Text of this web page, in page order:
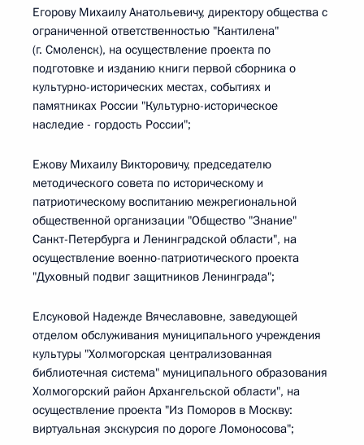
Егорову Михаилу Анатольевичу, директору общества с
ограниченной ответственностью "Кантилена"
(г. Смоленск), на осуществление проекта по
подготовке и изданию книги первой сборника о
культурно-исторических местах, событиях и
памятниках России "Культурно-историческое
наследие - гордость России";
Ежову Михаилу Викторовичу, председателю
методического совета по историческому и
патриотическому воспитанию межрегиональной
общественной организации "Общество "Знание"
Санкт-Петербурга и Ленинградской области", на
осуществление военно-патриотического проекта
"Духовный подвиг защитников Ленинграда";
Елсуковой Надежде Вячеславовне, заведующей
отделом обслуживания муниципального учреждения
культуры "Холмогорская централизованная
библиотечная система" муниципального образования
Холмогорский район Архангельской области", на
осуществление проекта "Из Поморов в Москву:
виртуальная экскурсия по дороге Ломоносова";